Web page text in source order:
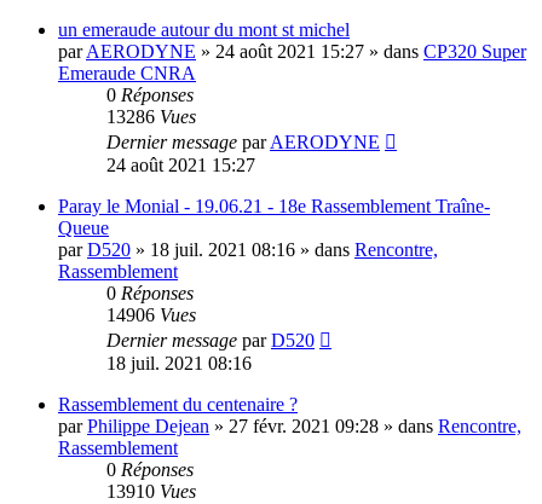
un emeraude autour du mont st michel
parAERODYNE » 24 août 2021 15:27 » dans CP320 Super
Emeraude CNRA
0 Réponses
13286 Vues
Dernier message parAERODYNE
24 août 2021 15:27
Paray le Monial - 19.06.21 - 18e Rassemblement Traîne-
Queue
parD520 » 18 juil. 2021 08:16 » dans Rencontre,
Rassemblement
0 Réponses
14906 Vues
Dernier message parD520
18 juil. 2021 08:16
Rassemblement du centenaire ?
parPhilippe Dejean » 27 févr. 2021 09:28 » dans Rencontre,
Rassemblement
0 Réponses
13910 Vues